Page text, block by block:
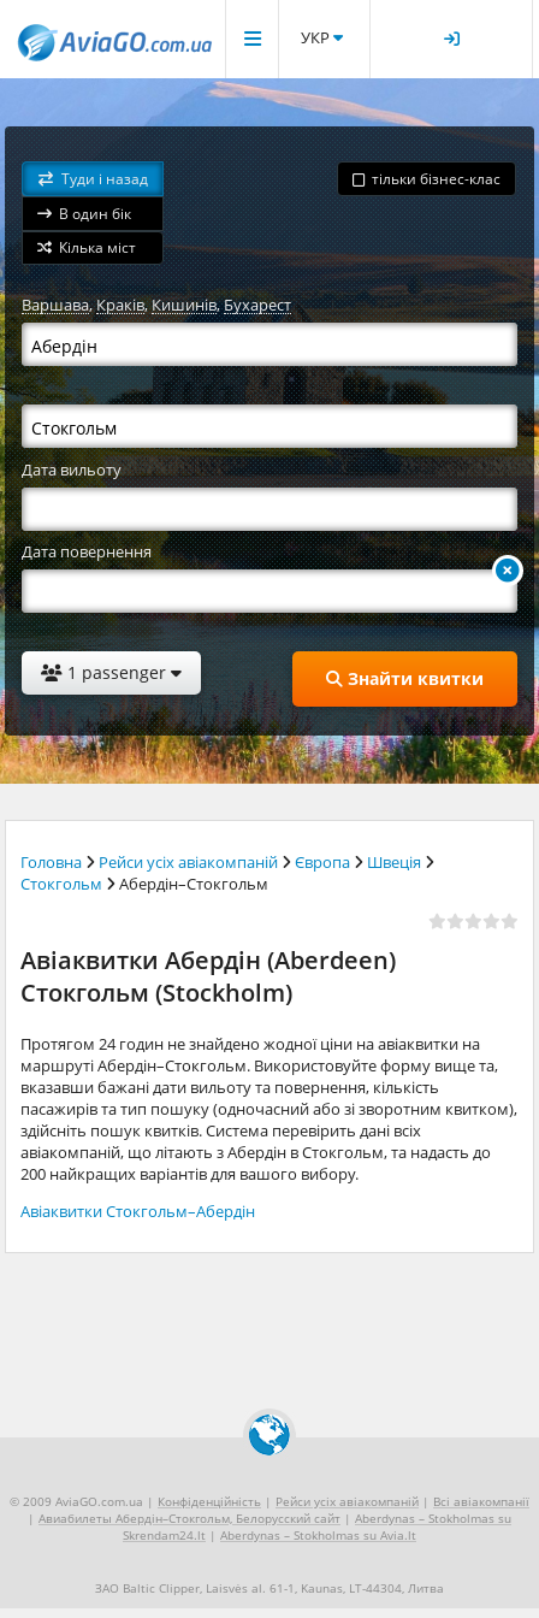
УКР
Туди і назад
В один бік
Кілька міст
тільки бізнес-клас
Варшава,Краків,Кишинів,Бухарест
Дата вильоту
Дата повернення
1 passenger Знайти квитки
Головна Рейси усіх авіакомпаній Європа
Швеція
Стокгольм
Абердін–Стокгольм
Авіаквитки Абердін (Aberdeen)
Стокгольм (Stockholm)
Протягом 24 годин не знайдено жодної ціни на авіаквитки на
маршруті Абердін–Стокгольм. Використовуйте форму вище та,
вказавши бажані дати вильоту та повернення, кількість
пасажирів та тип пошуку (одночасний або зі зворотним квитком),
здійсніть пошук квитків. Система перевірить дані всіх
авіакомпаній, що літають з Абердін в Стокгольм, та надасть до
200 найкращих варіантів для вашого вибору.
Авіаквитки Стокгольм–Абердін
© 2009 AviaGO.com.ua | Конфіденційність | Рейси усіх авіакомпаній | Всі авіакомпанії
| Авиабилеты Абердін–Стокгольм, Белорусский сайт | Aberdynas – Stokholmas su
Skrendam24.lt | Aberdynas – Stokholmas su Avia.lt
ЗАО Baltic Clipper, Laisvės al. 61-1, Kaunas, LT-44304, Литва